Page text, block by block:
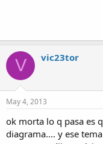
V vic23tor
May 4, 2013
ok morta lo q pasa es
diagrama.... y ese